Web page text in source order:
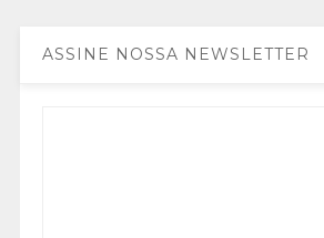
ASSINE NOSSA NEWSLETTER